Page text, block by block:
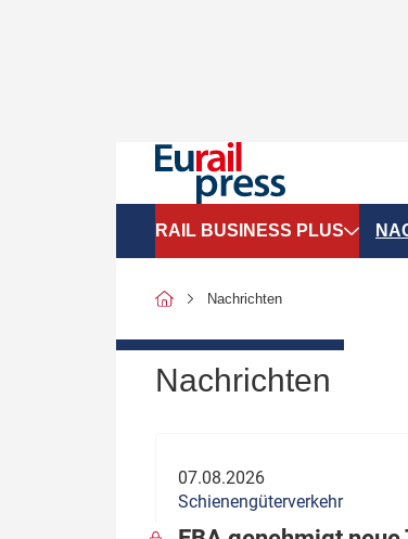
RAIL BUSINESS PLUS
SPNV-Marktdaten
Politik
Nachrichten
Nachrichten
07.08.2026
Schienengüterverkehr